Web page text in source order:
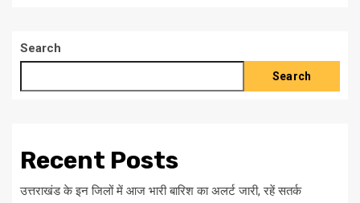
Search
Search
Recent Posts
उत्तराखंड के इन जिलों में आज भारी बारिश का अलर्ट जारी, रहें सतर्क